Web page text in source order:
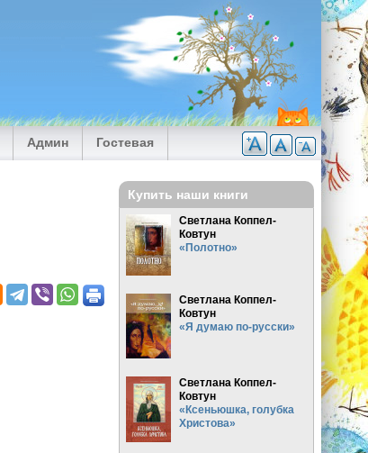
Админ Гостевая
Купить наши книги
Светлана Коппел-
Ковтун
«Полотно»
Светлана Коппел-
Ковтун
«Я думаю по-русски»
Светлана Коппел-
Ковтун
«Ксеньюшка, голубка
Христова»